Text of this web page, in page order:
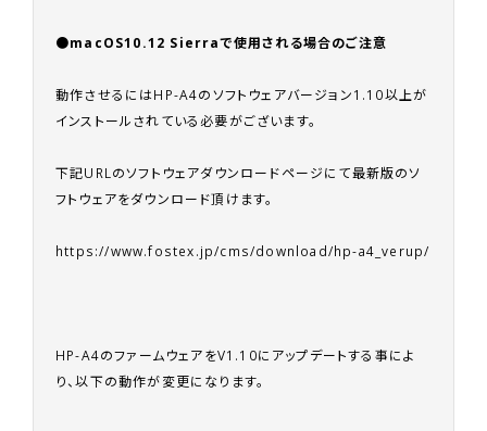
●macOS10.12 Sierraで使用される場合のご注意
動作させるにはHP-A4のソフトウェアバージョン1.10以上が
インストールされている必要がございます。
下記URLのソフトウェアダウンロードページにて最新版のソ
フトウェアをダウンロード頂けます。
https://www.fostex.jp/cms/download/hp-a4_verup/
HP-A4のファームウェアをV1.10にアップデートする事によ
り、以下の動作が変更になります。